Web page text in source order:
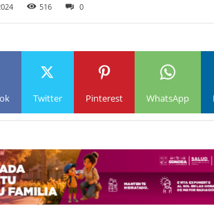
516 0
Twitter Pinterest WhatsApp